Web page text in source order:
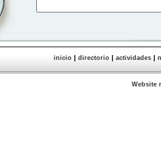
inicio| directorio| actividades|
Website